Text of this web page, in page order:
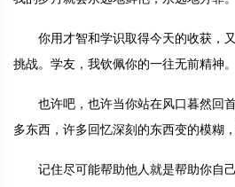
你用才智和学识取得今天的收获，又
挑战。学友，我钦佩你的一往无前精神。
也许吧，也许当你站在风口暮然回
多东西，许多回忆深刻的东西变的模糊
记住尽可能帮助他人就是帮助你自己